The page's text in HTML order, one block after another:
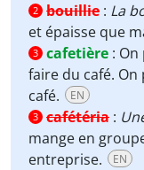
2 bouillie : La
et épaisse que
3 cafetière : On
faire du café.
café.
EN
3 cafétéria :
mange en
entreprise.
EN